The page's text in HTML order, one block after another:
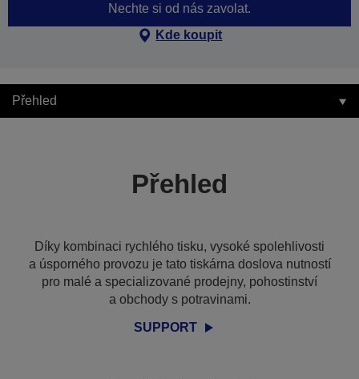
Nechte si od nás zavolat.
Kde koupit
Přehled
Přehled
Díky kombinaci rychlého tisku, vysoké spolehlivosti
a úsporného provozu je tato tiskárna doslova nutností
pro malé a specializované prodejny, pohostinství
a obchody s potravinami.
SUPPORT